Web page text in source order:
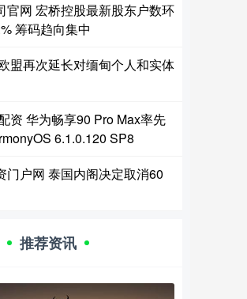
官网 宏桥控股最新股东户数环
筹码趋向集中
盟再次延长对缅甸个人和实体
资 华为畅享90 Pro Max率先
6.1.0.120 SP8
门户网 泰国内阁决定取消60
推荐资讯